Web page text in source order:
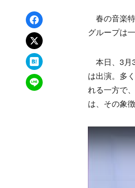
Facebookでシェア
xでポスト
はてなブックマーク
LINEで送る
春の音楽
グループは
本日、3月
は出演。多
れる一方で
は、その象